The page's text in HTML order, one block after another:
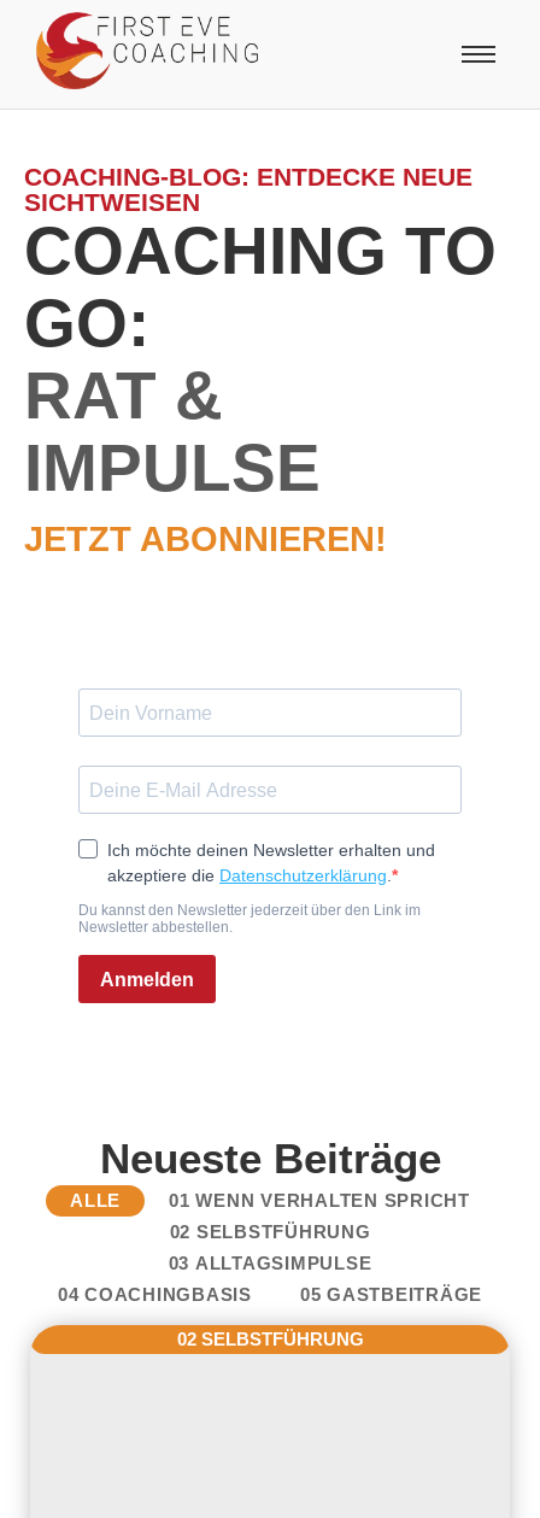
COACHING-BLOG: ENTDECKE NEUE
SICHTWEISEN
COACHING TO
GO:
RAT &
IMPULSE
JETZT ABONNIEREN!
Neueste Beiträge
01 WENN VERHALTEN SPRICHT
02 SELBSTFÜHRUNG
03 ALLTAGSIMPULSE
04 COACHINGBASIS
05 GASTBEITRÄGE
ALLE
02 SELBSTFÜHRUNG